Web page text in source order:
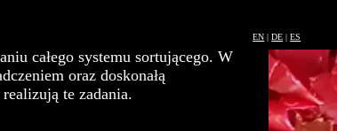
EN |DE |ES
zaprojektowane przez
sortowania plastiku polega
całego systemu sortującego. W
oraz doskonałą
te zadania.